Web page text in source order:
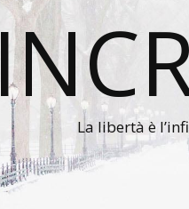
La libertà è